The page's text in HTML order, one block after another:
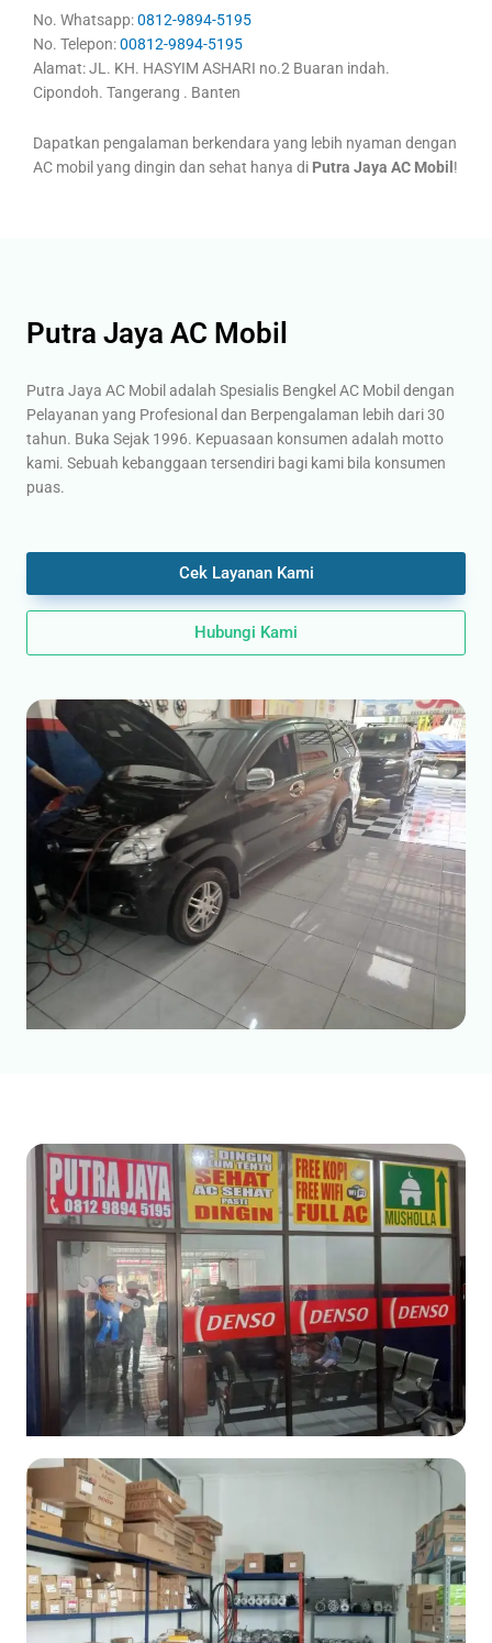
No. Whatsapp:0812-9894-5195
No. Telepon:00812-9894-5195
Alamat: JL. KH. HASYIM ASHARI no.2 Buaran indah.
Cipondoh. Tangerang . Banten
Dapatkan pengalaman berkendara yang lebih nyaman dengan
AC mobil yang dingin dan sehat hanya di Putra Jaya AC Mobil !
Putra Jaya AC Mobil
Putra Jaya AC Mobil adalah Spesialis Bengkel AC Mobil dengan
Pelayanan yang Profesional dan Berpengalaman lebih dari 30
tahun. Buka Sejak 1996. Kepuasaan konsumen adalah motto
kami. Sebuah kebanggaan tersendiri bagi kami bila konsumen
puas.
Cek Layanan Kami
Hubungi Kami